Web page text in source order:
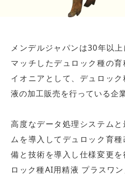
メンデルジャパンは30年以
マッチしたデュロック種の
イオニアとして、デュロッ
液の加工販売を行っている企
高度なデータ処理システム
ムを導入してデュロック育
備と技術を導入し仕様変更
ロック種AI用精液 プラスワ